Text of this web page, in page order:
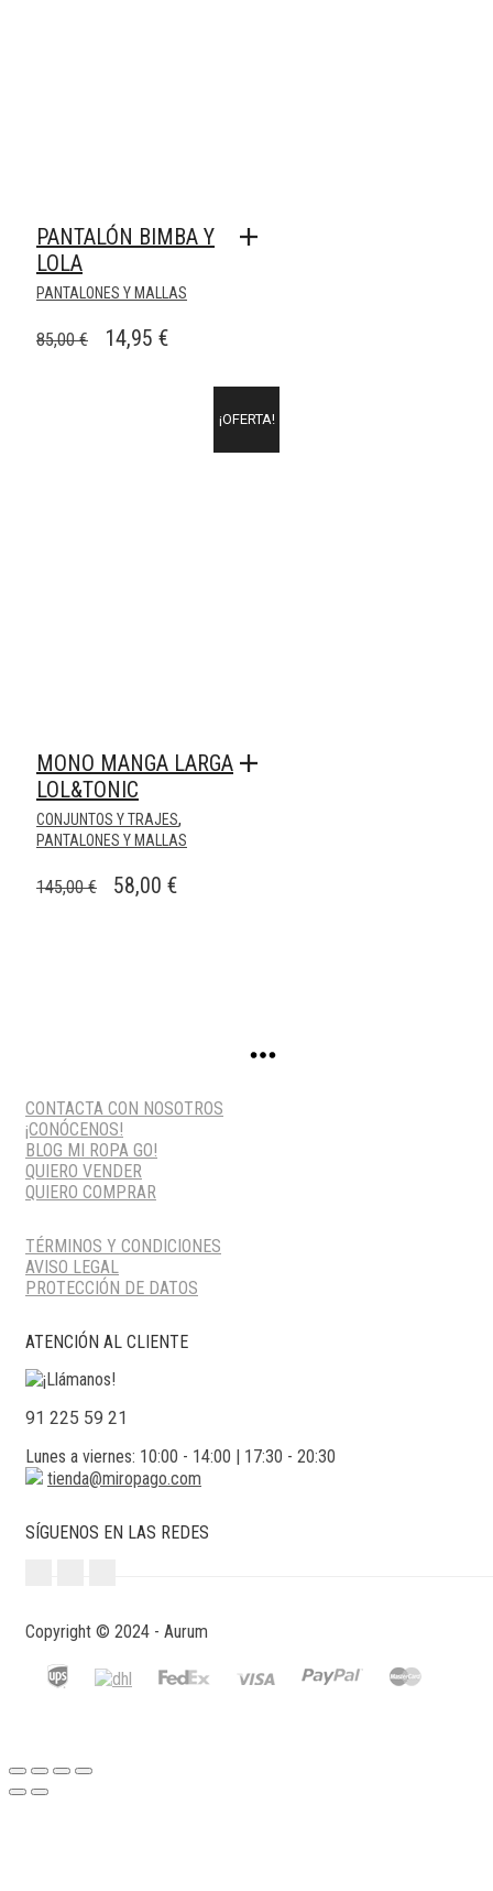
PANTALÓN BIMBA Y
LOLA
PANTALONES Y MALLAS
85,00€
EL
14,95 €EL
ACTUAL
¡OFERTA!
MONO MANGA LARGA
LOL&TONIC
CONJUNTOS Y TRAJES,
PANTALONES Y MALLAS
145,00€
EL
58,00 €EL
CONTACTA CON NOSOTROS
¡CONÓCENOS!
BLOG MI ROPA GO!
QUIERO VENDER
QUIERO COMPRAR
TÉRMINOS Y CONDICIONES
AVISO LEGAL
PROTECCIÓN DE DATOS
ATENCIÓN AL CLIENTE
91 225 59 21
Lunes a viernes: 10:00 - 14:00 | 17:30 - 20:30
tienda@miropago.com
SÍGUENOS EN LAS REDES
Copyright © 2024 - Aurum